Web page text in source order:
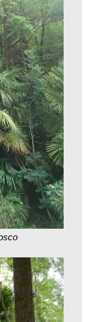
l’ha resa una vera
nera.
non sono pochi e
allo squilibrio
Per analizzare in
sul nostro ambiente
L’Ufficio federale
fase dei
ha scelto e
uno dedicato alla
Campus di ricerca
ricerca sulla foresta,
la Sezione
in corso e durerà
dello stato
valutazione degli
ecologiche,
naturalistico,
del rischio di
di lotta e di
e interessante